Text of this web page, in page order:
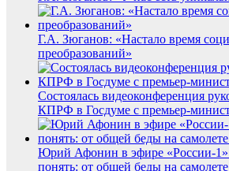
Г.А. Зюганов: «Настало время
преобразований»
Состоялась видеоконференция
КПРФ в Госдуме с премьер-
Юрий Афонин в эфире «России-
понять: от общей беды на самолете